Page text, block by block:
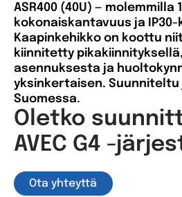
ASR400 (40U) — molemmilla
kokonaiskantavuus ja
Kaapinkehikko on koottu
kiinnitetty
asennuksesta ja
yksinkertaisen.
Suomessa.
Oletko
AVEC G4 -
Ota yhteyttä